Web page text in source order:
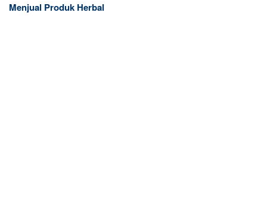
Menjual Produk Herbal